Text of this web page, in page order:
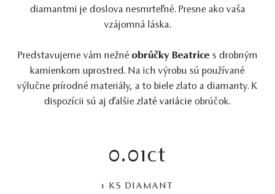
diamantmi je doslova nesmrteľné. Presne ako vaša
vzájomná láska.
Predstavujeme vám nežné obrúčky Beatrice s drobným
kamienkom uprostred. Na ich výrobu sú používané
výlučne prírodné materiály, a to biele zlato a diamanty. K
dispozícii sú aj ďalšie zlaté variácie obrúčok.
0.01ct
1 KS DIAMANT